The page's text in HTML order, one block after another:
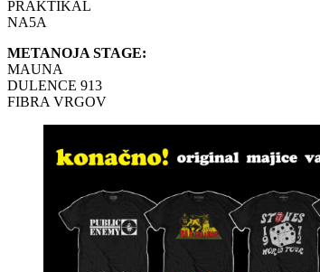
PRAKTIKAL
NA5A
METANOJA STAGE:
MAUNA
DULENCE 913
FIBRA VRGOV